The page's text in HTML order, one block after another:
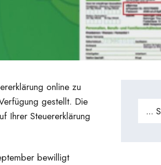
online zu
gestellt. Die
Ihrer Steuererklärung
bewilligt
Search